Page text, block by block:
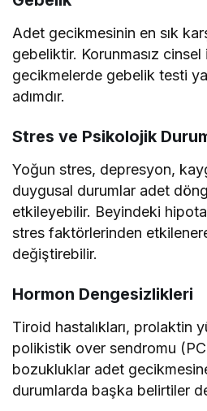
Adet gecikmesinin en sık
gebeliktir. Korunmasız
gecikmelerde gebelik testi
adımdır.
Stres ve Psikolojik
Yoğun stres, depresyon,
duygusal durumlar adet
etkileyebilir. Beyindeki
stres faktörlerinden
değiştirebilir.
Hormon Dengesizlikleri
Tiroid hastalıkları, prolaktin
polikistik over sendromu
bozukluklar adet
durumlarda başka belirtiler